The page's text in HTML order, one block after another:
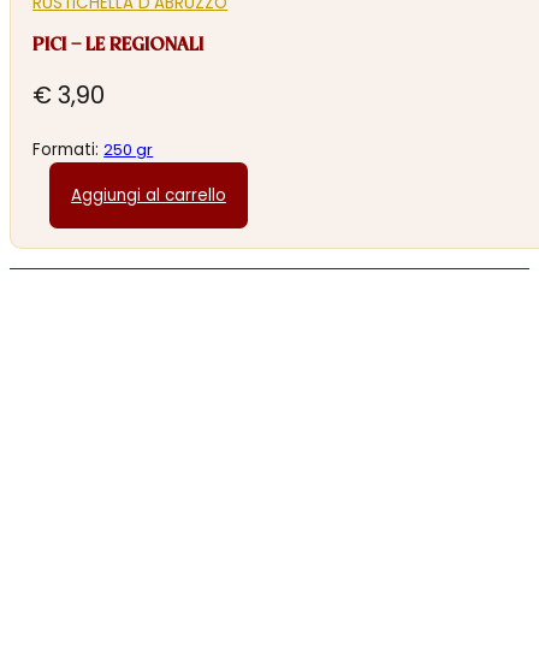
PICI – LE REGIONALI
€3,90
Formati:250 gr
Aggiungi al carrello